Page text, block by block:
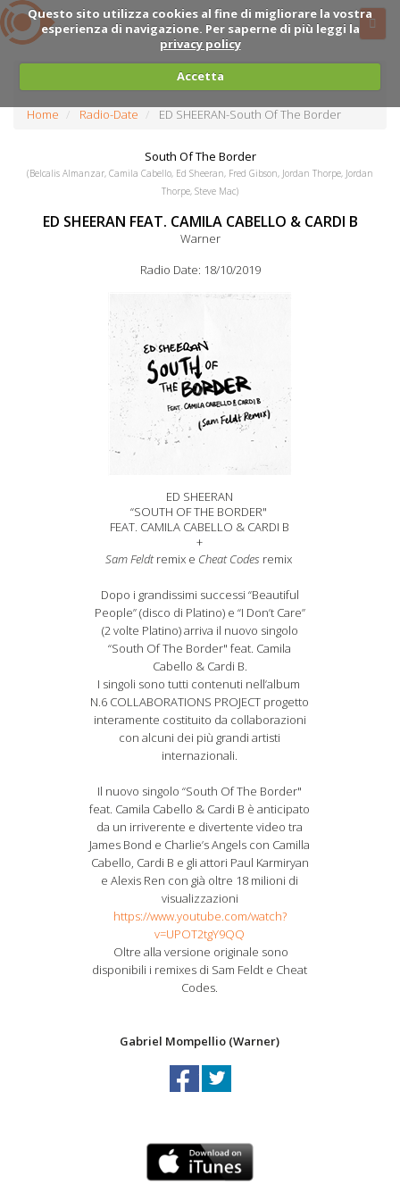
Questo sito utilizza cookies al fine di migliorare la vostra
esperienza di navigazione. Per saperne di più leggi la
privacy policy
Accetta
Home Radio-Date ED SHEERAN-South Of The Border
South Of The Border
(Belcalis Almanzar, Camila Cabello, Ed Sheeran, Fred Gibson, Jordan Thorpe, Jordan
Thorpe, Steve Mac)
ED SHEERAN FEAT. CAMILA CABELLO & CARDI B
Warner
Radio Date: 18/10/2019
ED SHEERAN
“SOUTH OF THE BORDER"
FEAT. CAMILA CABELLO & CARDI B
+
Sam Feldtremix e Cheat Codes remix
Dopo i grandissimi successi “Beautiful
People” (disco di Platino) e “I Don’t Care”
(2 volte Platino) arriva il nuovo singolo
“South Of The Border" feat. Camila
Cabello & Cardi B.
I singoli sono tutti contenuti nell’album
N.6 COLLABORATIONS PROJECT progetto
interamente costituito da collaborazioni
con alcuni dei più grandi artisti
internazionali.
Il nuovo singolo “South Of The Border"
feat. Camila Cabello & Cardi B è anticipato
da un irriverente e divertente video tra
James Bond e Charlie’s Angels con Camilla
Cabello, Cardi B e gli attori Paul Karmiryan
e Alexis Ren con già oltre 18 milioni di
visualizzazioni
https://www.youtube.com/watch?
v=UPOT2tgY9QQ
Oltre alla versione originale sono
disponibili i remixes di Sam Feldt e Cheat
Codes.
Gabriel Mompellio (Warner)